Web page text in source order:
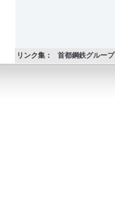
リンク集： 首都鋼鉄グループ